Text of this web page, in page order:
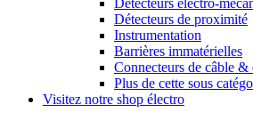
Détecteurs de proximité
Instrumentation
Barrières immatérielles
Connecteurs de câble &
Plus de cette sous
Visitez notre shop électro